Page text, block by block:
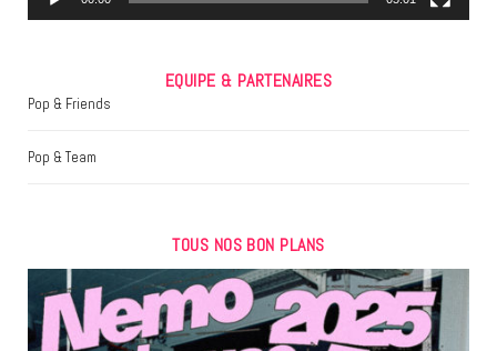
EQUIPE & PARTENAIRES
Pop & Friends
Pop & Team
TOUS NOS BON PLANS